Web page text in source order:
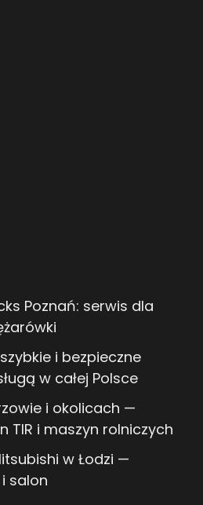
Poznań: serwis dla
i bezpieczne
w całej Polsce
i okolicach —
TIR i maszyn rolniczych
w Łodzi —
salon